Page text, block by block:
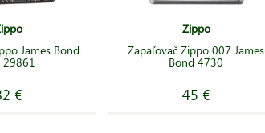
James Bond
€
Zippo
Zapaľovač Zippo 007 James
Bond 4730
45 €